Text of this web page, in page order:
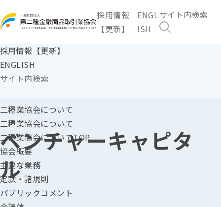
採用情報
【更新】
ENGL
ISH
採用情報【更新】
ENGLISH
二種業協会について
二種業協会について
二種業協会についてTOP
協会概要
主要な業務
定款・諸規則
パブリックコメント
ベンチャーキャピタ
ル